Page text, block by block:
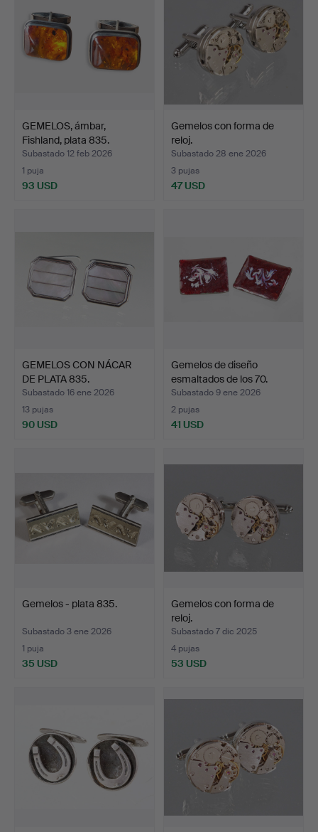
GEMELOS, ámbar,
Fishland, plata 835.
Subastado 12 feb 2026
1 puja
93 USD
Gemelos con forma de
reloj.
Subastado 28 ene 2026
3 pujas
47 USD
GEMELOS CON NÁCAR
DE PLATA 835.
Subastado 16 ene 2026
13 pujas
90 USD
Gemelos de diseño
esmaltados de los 70.
Subastado 9 ene 2026
2 pujas
41 USD
Gemelos - plata 835.
Subastado 3 ene 2026
1 puja
35 USD
Gemelos con forma de
reloj.
Subastado 7 dic 2025
4 pujas
53 USD